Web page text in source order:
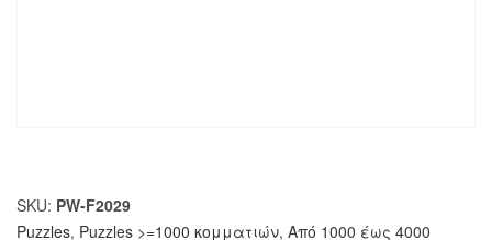
SKU: PW-F2029
Puzzles, Puzzles >=1000 κομματιών, Από 1000 έως 4000